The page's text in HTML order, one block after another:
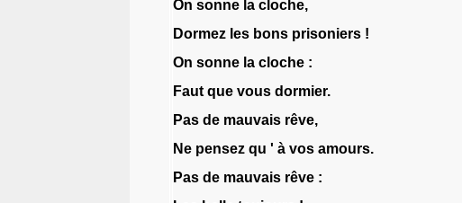
On sonne la cloche,
Dormez les bons prisoniers !
On sonne la cloche :
Faut que vous dormier.
Pas de mauvais rêve,
Ne pensez qu ' à vos amours.
Pas de mauvais rêve :